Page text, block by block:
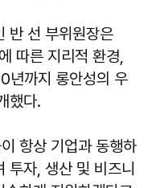
반 선 부위원장은
따른 지리적 환경,
년까지 롱안성의 우
했다.
항상 기업과 동행하
투자, 생산 및 비즈니